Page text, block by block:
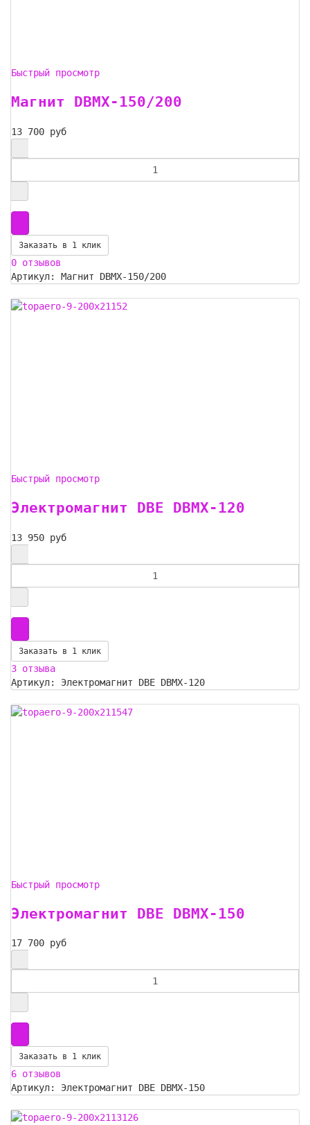
Быстрый просмотр
Магнит DBMX-150/200
13 700 руб
Заказать в 1 клик
0 отзывов
Артикул: Магнит DBMX-150/200
Быстрый просмотр
Электромагнит DBE DBMX-120
13 950 руб
Заказать в 1 клик
3 отзыва
Артикул: Электромагнит DBE DBMX-120
Быстрый просмотр
Электромагнит DBE DBMX-150
17 700 руб
Заказать в 1 клик
6 отзывов
Артикул: Электромагнит DBE DBMX-150